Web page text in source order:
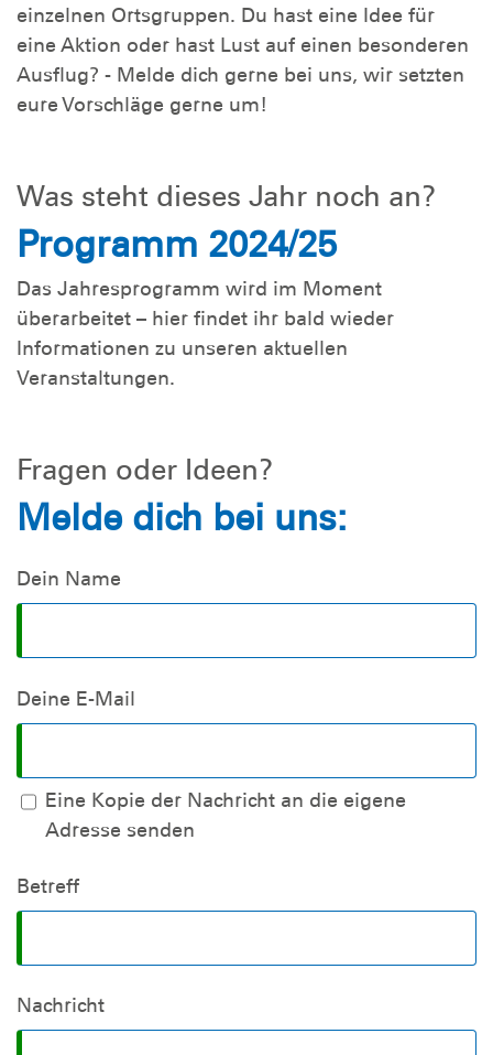
einzelnen Ortsgruppen. Du hast eine Idee für
eine Aktion oder hast Lust auf einen besonderen
Ausflug? - Melde dich gerne bei uns, wir setzten
eure Vorschläge gerne um!
Was steht dieses Jahr noch an?
Programm 2024/25
Das Jahresprogramm wird im Moment
überarbeitet – hier findet ihr bald wieder
Informationen zu unseren aktuellen
Veranstaltungen.
Fragen oder Ideen?
Melde dich bei uns:
Dein Name
Deine E-Mail
Eine Kopie der Nachricht an die eigene
Adresse senden
Betreff
Nachricht